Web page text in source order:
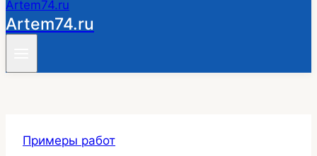
Artem74.ru
Примеры работ